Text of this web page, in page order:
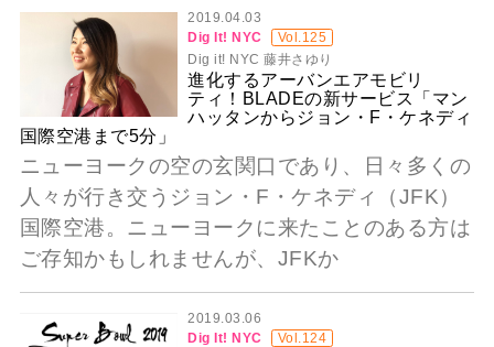
2019.04.03
Dig It! NYC
Vol.125
Dig it! NYC 藤井さゆり
進化するアーバンエアモビリ
ティ！BLADEの新サービス「マン
ハッタンからジョン・F・ケネディ
国際空港まで5分」
ニューヨークの空の玄関口であり、日々多くの
人々が行き交うジョン・F・ケネディ（JFK）
国際空港。ニューヨークに来たことのある方は
ご存知かもしれませんが、JFKか
2019.03.06
Dig It! NYC
Vol.124